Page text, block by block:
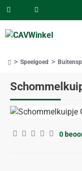
Speelgoed
0